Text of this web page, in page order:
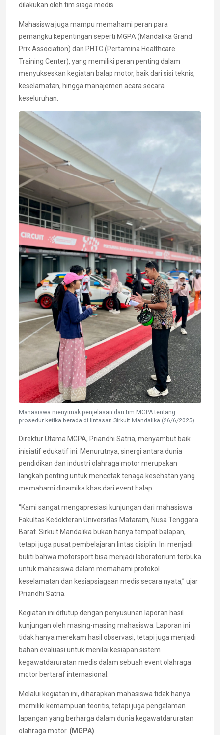
dilakukan oleh tim siaga medis.
Mahasiswa juga mampu memahami peran para
pemangku kepentingan seperti MGPA (Mandalika Grand
Prix Association) dan PHTC (Pertamina Healthcare
Training Center), yang memiliki peran penting dalam
menyukseskan kegiatan balap motor, baik dari sisi teknis,
keselamatan, hingga manajemen acara secara
keseluruhan.
Mahasiswa menyimak penjelasan dari tim MGPA tentang
prosedur ketika berada di lintasan Sirkuit Mandalika (26/6/2025)
Direktur Utama MGPA, Priandhi Satria, menyambut baik
inisiatif edukatif ini. Menurutnya, sinergi antara dunia
pendidikan dan industri olahraga motor merupakan
langkah penting untuk mencetak tenaga kesehatan yang
memahami dinamika khas dari event balap.
“Kami sangat mengapresiasi kunjungan dari mahasiswa
Fakultas Kedokteran Universitas Mataram, Nusa Tenggara
Barat. Sirkuit Mandalika bukan hanya tempat balapan,
tetapi juga pusat pembelajaran lintas disiplin. Ini menjadi
bukti bahwa motorsport bisa menjadi laboratorium terbuka
untuk mahasiswa dalam memahami protokol
keselamatan dan kesiapsiagaan medis secara nyata,” ujar
Priandhi Satria.
Kegiatan ini ditutup dengan penyusunan laporan hasil
kunjungan oleh masing-masing mahasiswa. Laporan ini
tidak hanya merekam hasil observasi, tetapi juga menjadi
bahan evaluasi untuk menilai kesiapan sistem
kegawatdaruratan medis dalam sebuah event olahraga
motor bertaraf internasional.
Melalui kegiatan ini, diharapkan mahasiswa tidak hanya
memiliki kemampuan teoritis, tetapi juga pengalaman
lapangan yang berharga dalam dunia kegawatdaruratan
olahraga motor. (MGPA)